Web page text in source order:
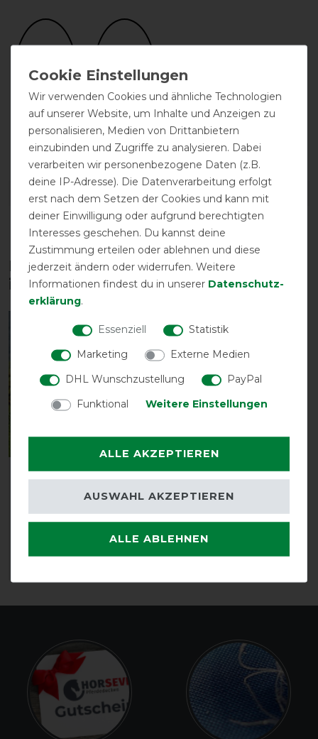
atmungsaktiv wasserdicht
DETAILS ZUR PRODUKTSICHERHEIT
Diese Produkte könnten dich auch
interessieren
-35%
Weatherbeeta Comfitec
vorher 44,95 €
Wir verwenden Cookies und ähnliche Technologien
auf unserer Website, um Inhalte und Anzeigen zu
personalisieren, Medien von Drittanbietern
einzubinden und Zugriffe zu analysieren. Dabei
verarbeiten wir personenbezogene Daten (z.B.
deine IP-Adresse). Die Datenverarbeitung erfolgt
erst nach dem Setzen der Cookies und kann mit
deiner Einwilligung oder aufgrund berechtigten
Interesses geschehen. Du kannst deine
Zustimmung erteilen oder ablehnen und diese
jederzeit ändern oder widerrufen. Weitere
Informationen findest du in unserer Daten­schutz­
erklärung.
Essenziell
Statistik
Marketing
Externe Medien
DHL Wunschzustellung
PayPal
Funktional
Weitere Einstellungen
ALLE AKZEPTIEREN
ALLE ABLEHNEN
AUSWAHL AKZEPTIEREN